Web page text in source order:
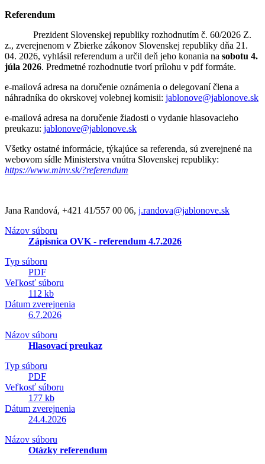
Referendum
Prezident Slovenskej republiky rozhodnutím č. 60/2026 Z.
z., zverejnenom v Zbierke zákonov Slovenskej republiky dňa 21.
04. 2026, vyhlásil referendum a určil deň jeho konania na sobotu 4.
júla 2026. Predmetné rozhodnutie tvorí prílohu v pdf formáte.
e-mailová adresa na doručenie oznámenia o delegovaní člena a
náhradníka do okrskovej volebnej komisii: jablonove@jablonove.sk
e-mailová adresa na doručenie žiadosti o vydanie hlasovacieho
preukazu: jablonove@jablonove.sk
Všetky ostatné informácie, týkajúce sa referenda, sú zverejnené na
webovom sídle Ministerstva vnútra Slovenskej republiky:
https://www.minv.sk/?referendum
Jana Randová, +421 41/557 00 06, j.randova@jablonove.sk
Názov súboru
Zápisnica OVK - referendum 4.7.2026
Typ súboru
PDF
Veľkosť súboru
112 kb
Dátum zverejnenia
6.7.2026
Názov súboru
Hlasovací preukaz
Typ súboru
PDF
Veľkosť súboru
177 kb
Dátum zverejnenia
24.4.2026
Názov súboru
Otázky referendum